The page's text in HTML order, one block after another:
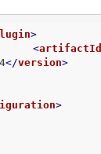
>
<artifactId
</version>
>